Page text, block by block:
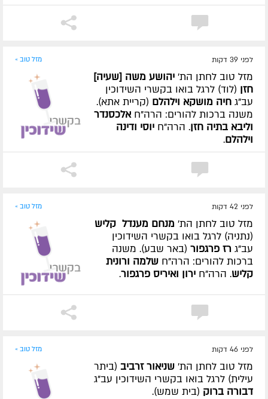
לפני 39 דקות מזל טוב »
מזל טוב לחתן הת' יהושע משה [שעיה]
חזן (לוד) לרגל בואו בקשרי השידוכין
עב"ג חיה מושקא וילהלם (קריית אתא).
משנה ברכות להורים: הרה"חאלכסנדר
וליבא בתיה חזן. הרה"ח יוסי ודינה
וילהלם.
לפני 42 דקות מזל טוב »
מזל טוב לחתן הת' מנחם מענדל קליש
(נתניה) לרגל בואו בקשרי השידוכין
עב"ג רז פרגפור (באר שבע). משנה
ברכות להורים: הרה"ח שלמה ורונית
קליש. הרה"ח ירון ואיריס פרגפור.
לפני 46 דקות מזל טוב »
מזל טוב לחתן הת' שניאור זרביב (ביתר
עילית) לרגל בואו בקשרי השידוכין עב"ג
דבורה ברוק (בית שמש).